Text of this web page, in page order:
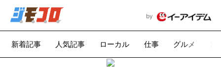
by
新着記事 人気記事 ローカル 仕事 グルメ